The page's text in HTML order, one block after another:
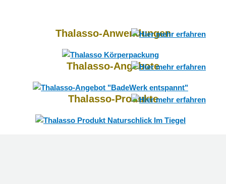
Thalasso-Anwendungen
Thalasso-Angebote
Thalasso-Produkte